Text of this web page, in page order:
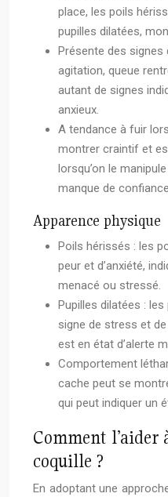
place, les poils
pupilles dilatées,
Présente des signes
agitation, queue
autant de signes
anxieux.
A tendance à fuir
montrer craintif et
lorsqu’on le
manque de
Apparence physique
Poils hérissés : les
peur et d’anxiété,
menacé ou stressé.
Pupilles dilatées :
signe de stress et
est en état d’alerte
Comportement
cache peut se
qui peut indiquer un
Comment l’aider
coquille ?
En adoptant une